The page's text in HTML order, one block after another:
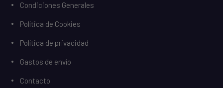
Condiciones Generales
Política de Cookies
Política de privacidad
Gastos de envío
Contacto